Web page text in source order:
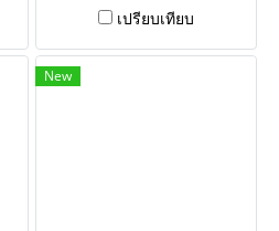
อาลัย แด่ผู้วายชนม์ครั้งสุดท้าย
เปรียบเทียบ
New